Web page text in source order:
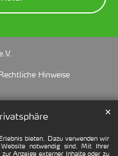
bieten. Dazu verwenden wir
notwendig sind. Mit Ihrer
Anzeige externer Inhalte oder zu
✕
Hinweise